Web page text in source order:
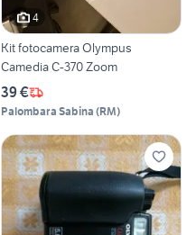
4
Kit fotocamera Olympus
Camedia C-370 Zoom
39 €
Palombara Sabina (RM)